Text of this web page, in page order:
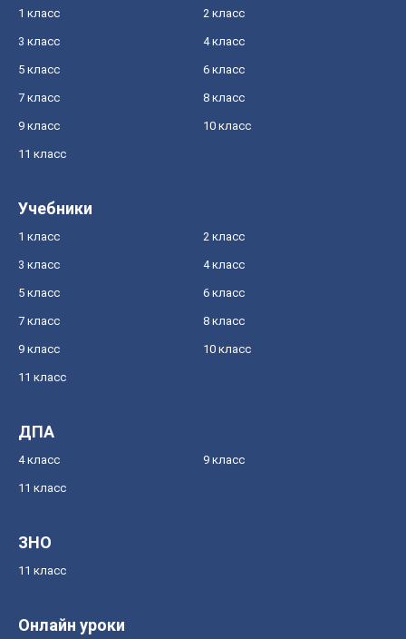
1 класс 2 класс
3 класс 4 класс
5 класс 6 класс
7 класс 8 класс
9 класс 10 класс
11 класс
Учебники
1 класс 2 класс
3 класс 4 класс
5 класс 6 класс
7 класс 8 класс
9 класс 10 класс
11 класс
ДПА
4 класс 9 класс
11 класс
ЗНО
11 класс
Онлайн уроки